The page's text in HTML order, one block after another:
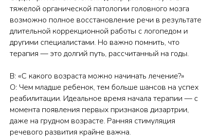
тяжелой органической патологии головного мозга
возможно полное восстановление речи в результате
длительной коррекционной работы с логопедом и
другими специалистами. Но важно помнить, что
терапия — это долгий путь, рассчитанный на годы.
В: «С какого возраста можно начинать лечение?»
О: Чем младше ребенок, тем больше шансов на успех
реабилитации. Идеальное время начала терапии — с
момента появления первых признаков дизартрии,
даже на грудном возрасте. Ранняя стимуляция
речевого развития крайне важна.